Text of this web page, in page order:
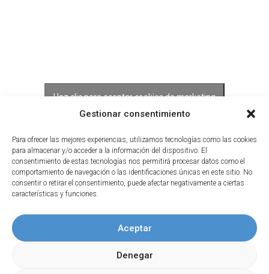
Gestionar consentimiento
Para ofrecer las mejores experiencias, utilizamos tecnologías como las cookies
para almacenar y/o acceder a la información del dispositivo. El
consentimiento de estas tecnologías nos permitirá procesar datos como el
comportamiento de navegación o las identificaciones únicas en este sitio. No
consentir o retirar el consentimiento, puede afectar negativamente a ciertas
características y funciones.
Aceptar
Denegar
Haz clic para aceptar cookies de marketing
y permitir este contenido